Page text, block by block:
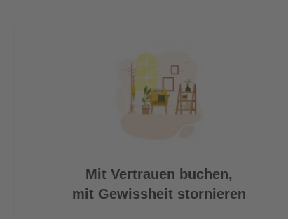
Mit Vertrauen buchen,
mit Gewissheit stornieren